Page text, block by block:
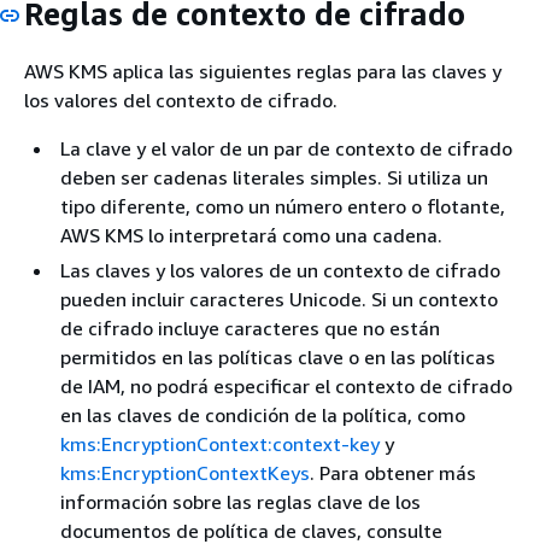
Reglas de contexto de cifrado
AWS KMS aplica las siguientes reglas para las claves y
los valores del contexto de cifrado.
La clave y el valor de un par de contexto de cifrado
deben ser cadenas literales simples. Si utiliza un
tipo diferente, como un número entero o flotante,
AWS KMS lo interpretará como una cadena.
Las claves y los valores de un contexto de cifrado
pueden incluir caracteres Unicode. Si un contexto
de cifrado incluye caracteres que no están
permitidos en las políticas clave o en las políticas
de IAM, no podrá especificar el contexto de cifrado
en las claves de condición de la política, como
kms:EncryptionContext:context-keyy
kms:EncryptionContextKeys. Para obtener más
información sobre las reglas clave de los
documentos de política de claves, consulte